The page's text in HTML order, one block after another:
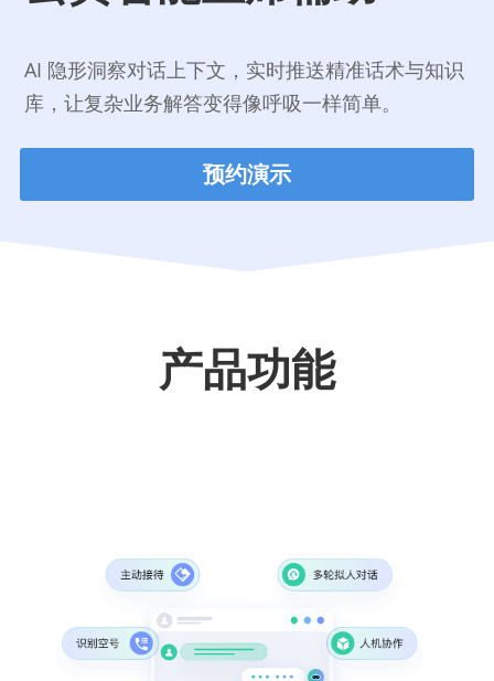
电销外呼系统
kf@cc-crm.com
AI 隐形洞察对话上下文，实时推送精准话术与知识
库，让复杂业务解答变得像呼吸一样简单。
预约演示
产品功能